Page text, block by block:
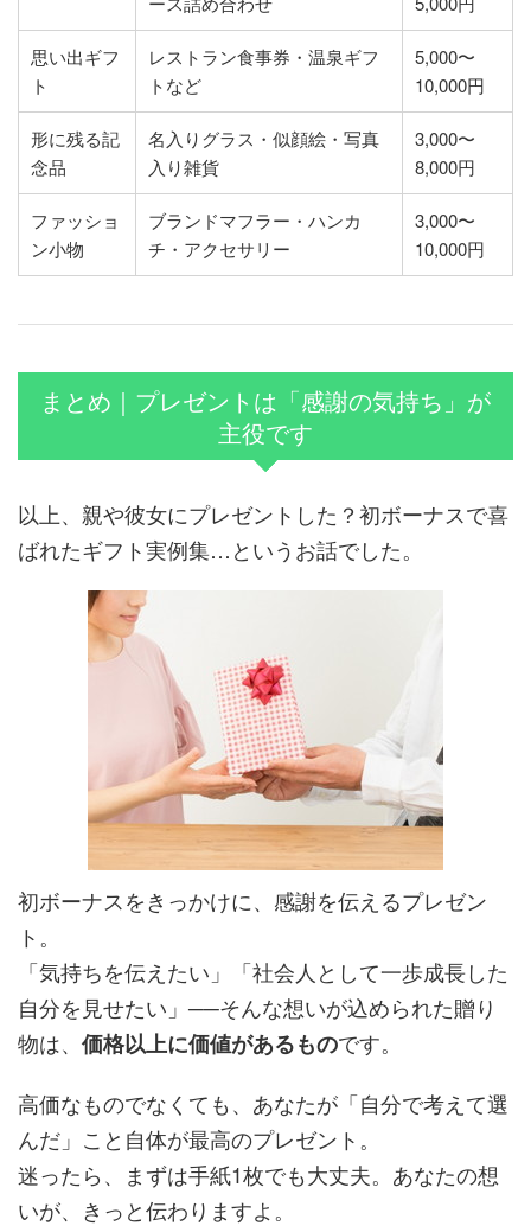
思い出ギフ
ト
レストラン食事券・温泉ギフ
トなど
5,000〜
10,000円
形に残る記
念品
名入りグラス・似顔絵・写真
入り雑貨
3,000〜
8,000円
ファッショ
ン小物
ブランドマフラー・ハンカ
チ・アクセサリー
3,000〜
10,000円
まとめ｜プレゼントは「感謝の気持ち」が
主役です
以上、親や彼女にプレゼントした？初ボーナスで喜
ばれたギフト実例集…というお話でした。
初ボーナスをきっかけに、感謝を伝えるプレゼン
ト。
「気持ちを伝えたい」「社会人として一歩成長した
自分を見せたい」──そんな想いが込められた贈り
物は、 価格以上に価値があるものです。
高価なものでなくても、あなたが「自分で考えて選
んだ」こと自体が最高のプレゼント。
迷ったら、まずは手紙1枚でも大丈夫。あなたの想
いが、きっと伝わりますよ。